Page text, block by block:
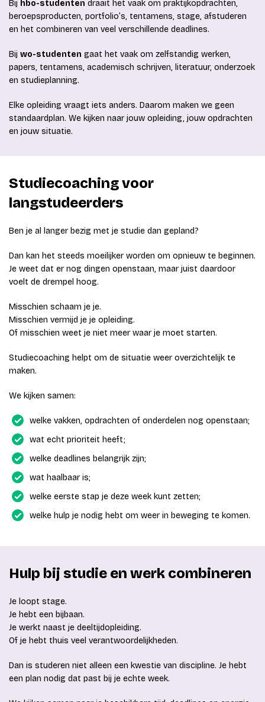
Bij hbo-studenten draait het vaak om praktijkopdrachten,
beroepsproducten, portfolio’s, tentamens, stage, afstuderen
en het combineren van veel verschillende deadlines.
Bij wo-studenten gaat het vaak om zelfstandig werken,
papers, tentamens, academisch schrijven, literatuur, onderzoek
en studieplanning.
Elke opleiding vraagt iets anders. Daarom maken we geen
standaardplan. We kijken naar jouw opleiding, jouw opdrachten
en jouw situatie.
Studiecoaching voor
langstudeerders
Ben je al langer bezig met je studie dan gepland?
Dan kan het steeds moeilijker worden om opnieuw te beginnen.
Je weet dat er nog dingen openstaan, maar juist daardoor
voelt de drempel hoog.
Misschien schaam je je.
Misschien vermijd je je opleiding.
Of misschien weet je niet meer waar je moet starten.
Studiecoaching helpt om de situatie weer overzichtelijk te
maken.
We kijken samen:
welke vakken, opdrachten of onderdelen nog openstaan;
wat echt prioriteit heeft;
welke deadlines belangrijk zijn;
wat haalbaar is;
welke eerste stap je deze week kunt zetten;
welke hulp je nodig hebt om weer in beweging te komen.
Hulp bij studie en werk combineren
Je loopt stage.
Je hebt een bijbaan.
Je werkt naast je deeltijdopleiding.
Of je hebt thuis veel verantwoordelijkheden.
Dan is studeren niet alleen een kwestie van discipline. Je hebt
een plan nodig dat past bij je echte week.